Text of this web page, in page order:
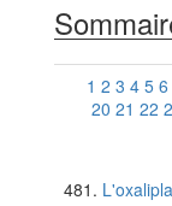
1 2 3 4 5 6
20 21 22